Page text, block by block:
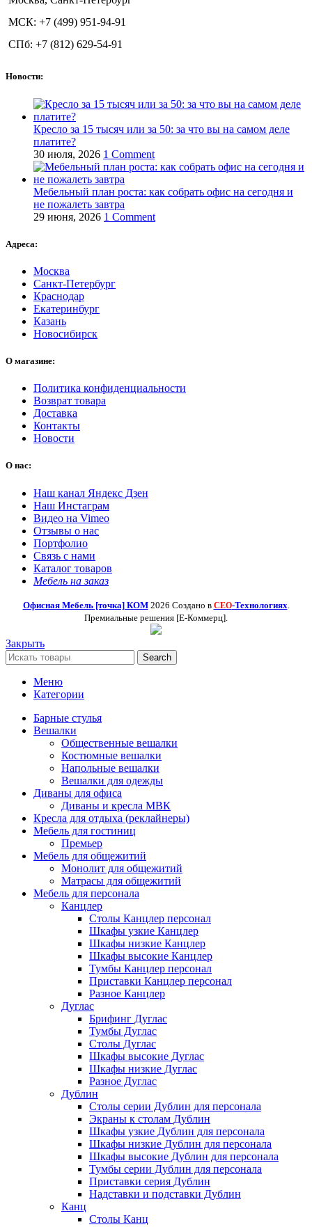
МСК: +7 (499) 951-94-91
СПб: +7 (812) 629-54-91
Новости:
Кресло за 15 тысяч или за 50: за что вы на самом деле
платите?
30 июля, 2026 1 Comment
Мебельный план роста: как собрать офис на сегодня и
не пожалеть завтра
29 июня, 2026 1 Comment
Адреса:
Москва
Санкт-Петербург
Краснодар
Екатеринбург
Казань
Новосибирск
О магазине:
Политика конфиденциальности
Возврат товара
Доставка
Контакты
Новости
О нас:
Наш канал Яндекс Дзен
Наш Инстаграм
Видео на Vimeo
Отзывы о нас
Портфолио
Связь с нами
Каталог товаров
Мебель на заказ
Офисная Мебель [точка] КОМ 2026 Создано в СЕО-Технологиях
Премиальные решения [Е-Коммерц].
Закрыть
Search
Меню
Категории
Барные стулья
Вешалки
Общественные вешалки
Костюмные вешалки
Напольные вешалки
Вешалки для одежды
Диваны для офиса
Диваны и кресла МВК
Кресла для отдыха (реклайнеры)
Мебель для гостиниц
Премьер
Мебель для общежитий
Монолит для общежитий
Матрасы для общежитий
Мебель для персонала
Канцлер
Столы Канцлер персонал
Шкафы узкие Канцлер
Шкафы низкие Канцлер
Шкафы высокие Канцлер
Тумбы Канцлер персонал
Приставки Канцлер персонал
Разное Канцлер
Дуглас
Брифинг Дуглас
Тумбы Дуглас
Столы Дуглас
Шкафы высокие Дуглас
Шкафы низкие Дуглас
Разное Дуглас
Дублин
Столы серии Дублин для персонала
Экраны к столам Дублин
Шкафы узкие Дублин для персонала
Шкафы низкие Дублин для персонала
Шкафы высокие Дублин для персонала
Тумбы серии Дублин для персонала
Приставки серия Дублин
Надставки и подставки Дублин
Канц
Столы Канц